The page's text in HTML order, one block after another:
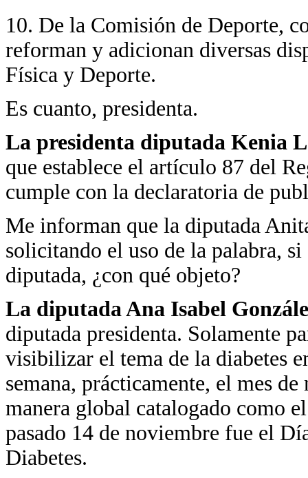
10. De la Comisión de Deporte,
reforman y adicionan diversas
Física y Deporte.
Es cuanto, presidenta.
La presidenta diputada Kenia
que establece el artículo 87 del
cumple con la declaratoria de
Me informan que la diputada
solicitando el uso de la palabra,
diputada, ¿con qué objeto?
La diputada Ana Isabel
diputada presidenta. Solamente
visibilizar el tema de la diabetes
semana, prácticamente, el mes
manera global catalogado como
pasado 14 de noviembre fue el
Diabetes.